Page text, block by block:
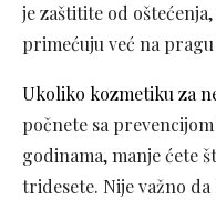
je zaštitite od
primećuju već na
Ukoliko kozmetiku za
počnete sa
godinama, manje ćete
tridesete. Nije važno